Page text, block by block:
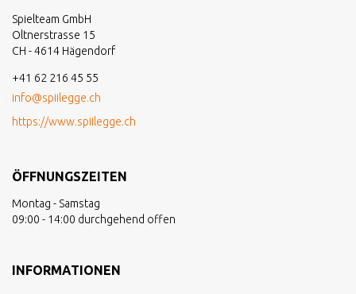
Spielteam GmbH
Oltnerstrasse 15
CH - 4614 Hägendorf
+41 62 216 45 55
info@spiilegge.ch
https://www.spiilegge.ch
ÖFFNUNGSZEITEN
Montag - Samstag
09:00 - 14:00 durchgehend offen
INFORMATIONEN